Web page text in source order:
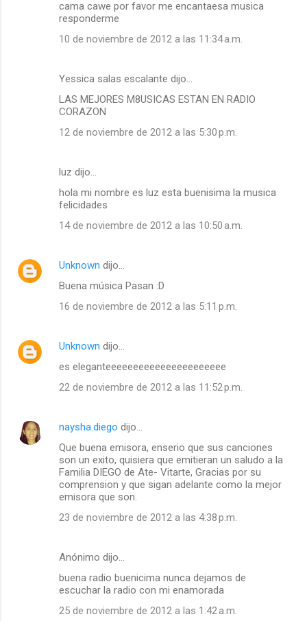
cama cawe por favor me encantaesa musica
responderme
10 de noviembre de 2012 a las 11:34 a.m.
Yessica salas escalante dijo…
LAS MEJORES M8USICAS ESTAN EN RADIO
CORAZON
12 de noviembre de 2012 a las 5:30 p.m.
luz dijo…
hola mi nombre es luz esta buenisima la musica
felicidades
14 de noviembre de 2012 a las 10:50 a.m.
Unknown dijo…
Buena música Pasan :D
16 de noviembre de 2012 a las 5:11 p.m.
Unknown dijo…
es eleganteeeeeeeeeeeeeeeeeeeeee
22 de noviembre de 2012 a las 11:52 p.m.
naysha.diego dijo…
Que buena emisora, enserio que sus canciones
son un exito, quisiera que emitieran un saludo a la
Familia DIEGO de Ate- Vitarte, Gracias por su
comprension y que sigan adelante como la mejor
emisora que son.
23 de noviembre de 2012 a las 4:38 p.m.
Anónimo dijo…
buena radio buenicima nunca dejamos de
escuchar la radio con mi enamorada
25 de noviembre de 2012 a las 1:42 a.m.